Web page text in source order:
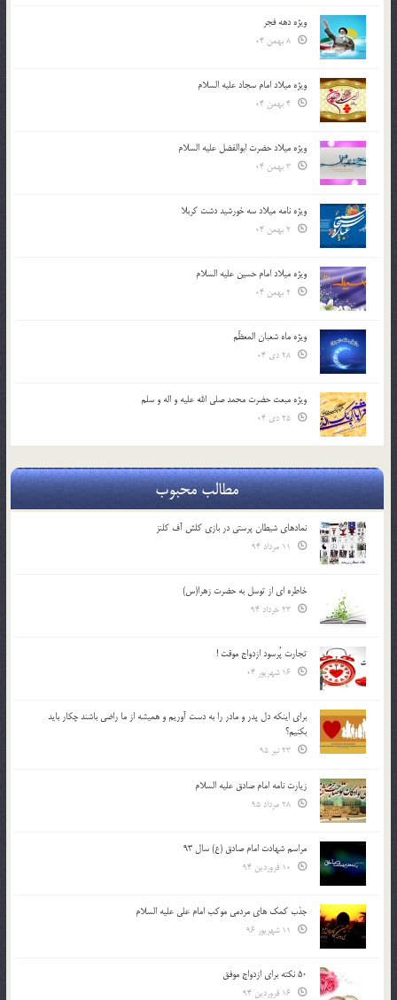
ویژه دهه فجر
ویژه میلاد امام سجاد علیه السلام
ویژه میلاد حضرت ابوالفضل علیه السلام
ویژه نامه میلاد سه خورشید دشت کربلا
ویژه میلاد امام حسین علیه السلام
ویژه ماه شعبان المعظّم
ویژه مبعث حضرت محمد صلی الله علیه و اله و سلم
مطالب محبوب
نمادهای شیطان پرستی در بازی کلش آف کلنز
خاطره ای از توسل به حضرت زهرا(س)
تجارت پُرسود ازدواج موقت !
براي اينكه دل پدر و مادر را به دست آوريم و هميشه از ما راضي باشند چكار بايد
بكنيم؟
زیارت نامه امام صادق علیه السلام
مراسم شهادت امام صادق (ع) سال 93
جذب کمک های مردمی موکب امام علی علیه السلام
50 نکته برای ازدواج موفق